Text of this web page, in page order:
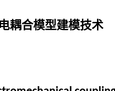
耦合模型建模技术